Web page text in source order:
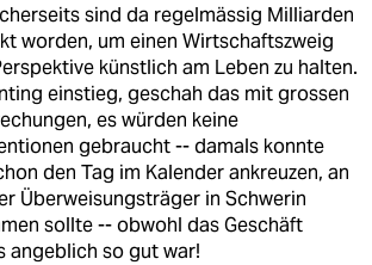
sind da regelmässig Milliarden
worden, um einen Wirtschaftszweig
künstlich am Leben zu halten.
einstieg, geschah das mit grossen
es würden keine
gebraucht -- damals konnte
den Tag im Kalender ankreuzen, an
Überweisungsträger in Schwerin
sollte -- obwohl das Geschäft
angeblich so gut war!